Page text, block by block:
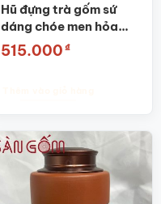
Hũ đựng trà gốm sứ
dáng chóe men hỏa
biến thiên nâu họa tiết
thuận buồm xuôi gió
515.000 ₫